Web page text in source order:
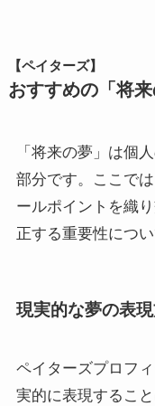
【ペイターズ】
おすすめの「将
「将来の夢」は個
部分です。ここで
ールポイントを織
正する重要性につい
現実的な夢の表
ペイターズプロフ
実的に表現するこ